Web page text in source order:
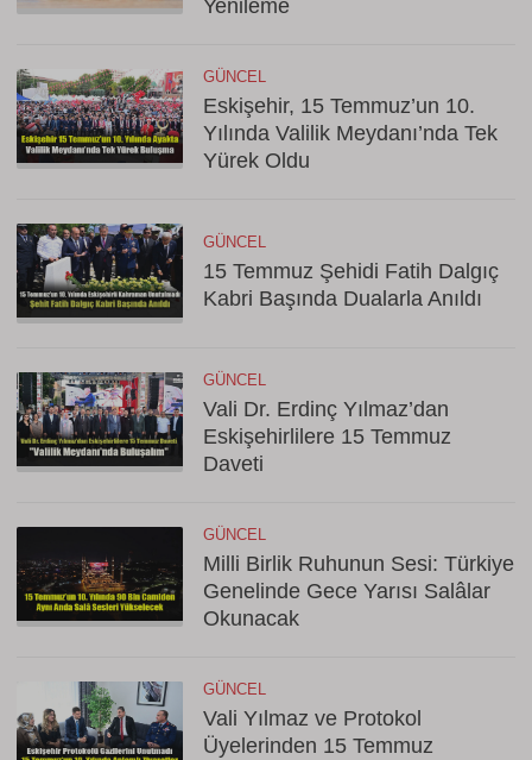
Yenileme
GÜNCEL
Eskişehir, 15 Temmuz’un 10.
Yılında Valilik Meydanı’nda Tek
Yürek Oldu
GÜNCEL
15 Temmuz Şehidi Fatih Dalgıç
Kabri Başında Dualarla Anıldı
GÜNCEL
Vali Dr. Erdinç Yılmaz’dan
Eskişehirlilere 15 Temmuz
Daveti
GÜNCEL
Milli Birlik Ruhunun Sesi: Türkiye
Genelinde Gece Yarısı Salâlar
Okunacak
GÜNCEL
Vali Yılmaz ve Protokol
Üyelerinden 15 Temmuz